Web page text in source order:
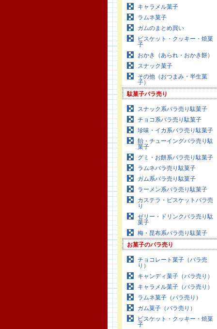
キャラメル菓子
ラムネ菓子
ガムのまとめ買い
ビスケット・クッキー・焼菓
子
おかき（あられ・おかき餅）
スナック菓子
その他（おつまみ・半生菓
子）
駄菓子バラ売り
スナック系バラ売り駄菓子
チョコ系バラ売り駄菓子
珍味・イカ系バラ売り駄菓子
飴・チューイングバラ売り駄
菓子
グミ・お餅系バラ売り駄菓子
ラムネバラ売り駄菓子
ガム系バラ売り駄菓子
ラーメン系バラ売り駄菓子
カステラ・ビスケットバラ売
り
ゼリー・ドリンクバラ売り駄
菓子
梅・昆布系バラ売り駄菓子
お菓子のバラ売り
チョコレート菓子（バラ売
り）
キャンディ菓子（バラ売り）
キャラメル菓子（バラ売り）
ラムネ菓子（バラ売り）
ガム菓子（バラ売り）
ビスケット・クッキー・焼菓
子